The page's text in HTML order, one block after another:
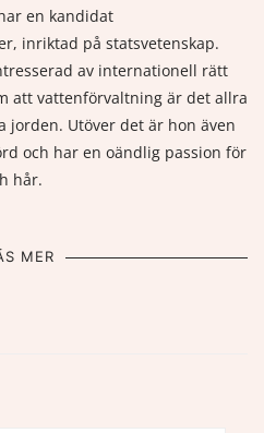
en kandidat
inriktad på statsvetenskap.
av internationell rätt
att vattenförvaltning är det allra
jorden. Utöver det är hon även
och har en oändlig passion för
hår.
MER